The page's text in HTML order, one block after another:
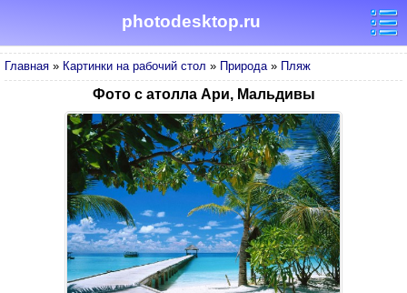
photodesktop.ru
Главная » Картинки на рабочий стол » Природа» Пляж
Фото с атолла Ари, Мальдивы